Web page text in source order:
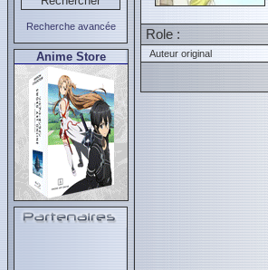
Recherche avancée
Anime Store
Role :
Auteur original